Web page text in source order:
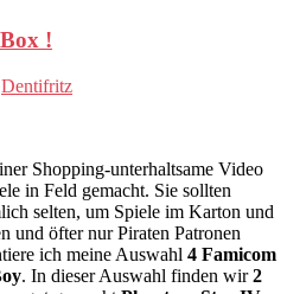
!
Dentifritz
Shopping-unterhaltsame Video
in Feld gemacht. Sie sollten
selten, um Spiele im Karton und
und öfter nur Piraten Patronen
ich meine Auswahl 4 Famicom
. In dieser Auswahl finden wir2